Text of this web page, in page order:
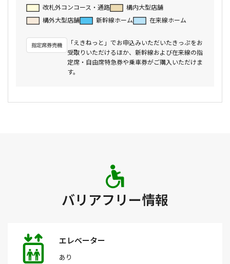
改札外コンコース・通路
構内大型店舗
構外大型店舗
新幹線ホーム 在来線ホーム
「えきねっと」でお申込みいただいたきっぷをお
受取りいただけるほか、新幹線および在来線の指
定席・自由席特急券や乗車券がご購入いただけま
す。
バリアフリー情報
エレベーター
あり